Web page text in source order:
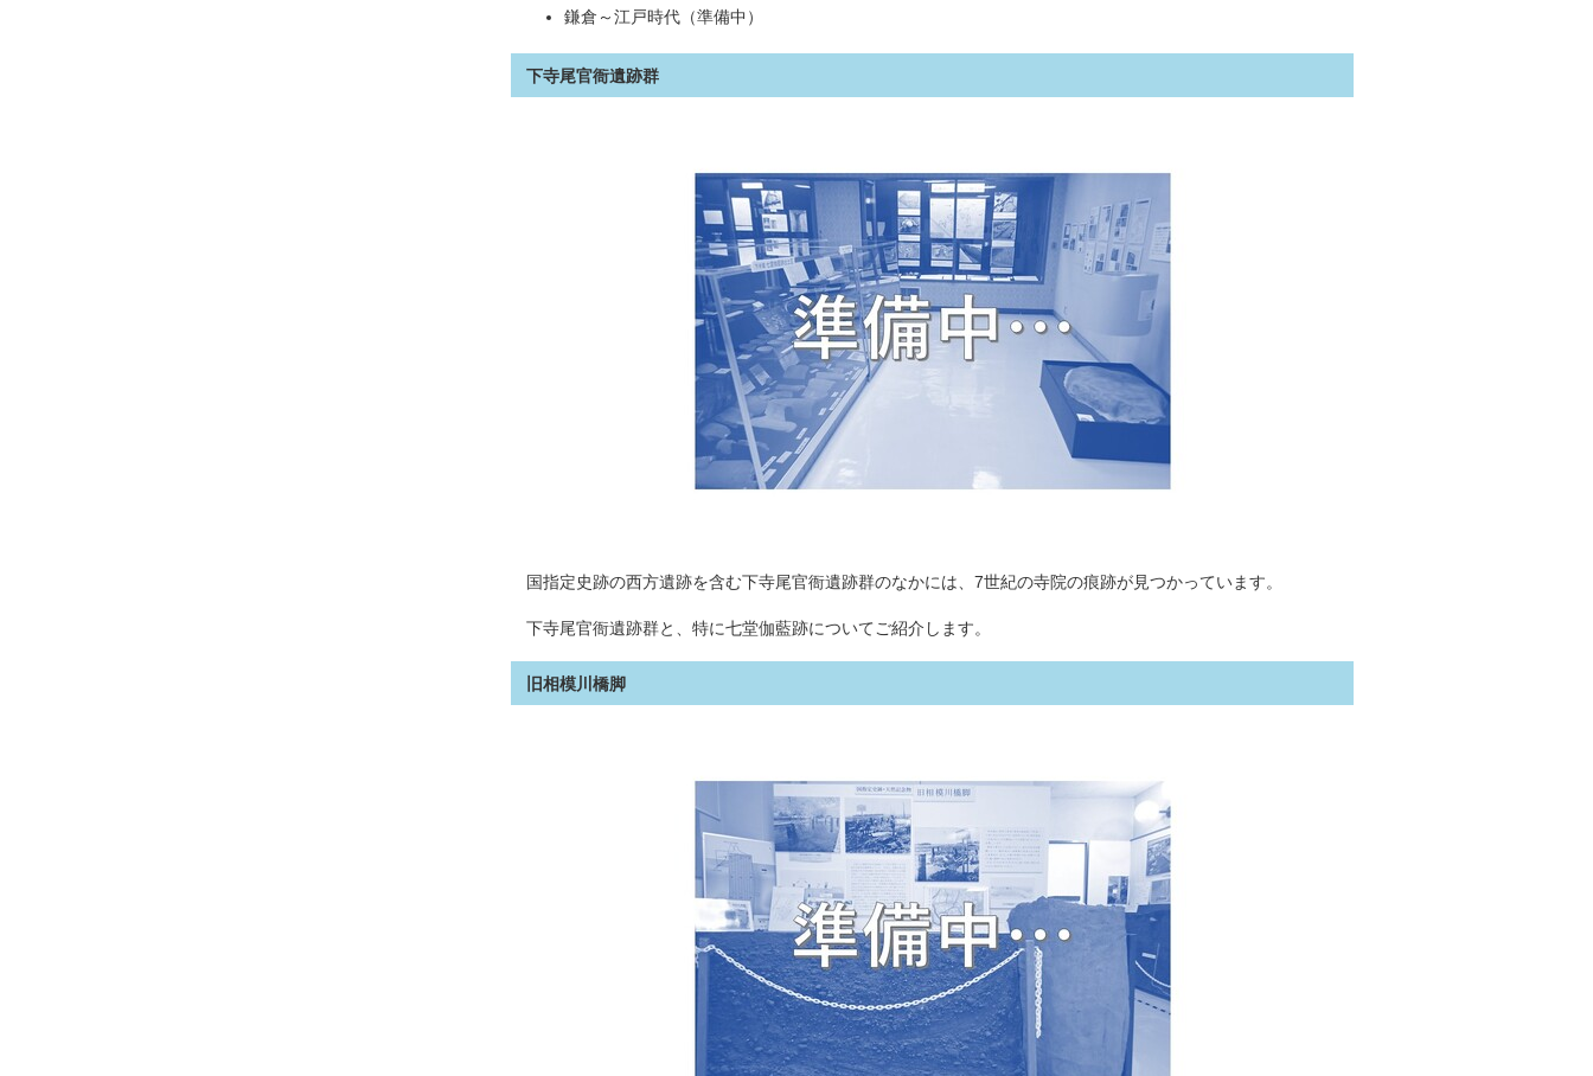
鎌倉～江戸時代（準備中）
下寺尾官衙遺跡群
国指定史跡の西方遺跡を含む下寺尾官衙遺跡群のなかには、7世紀の寺院の痕跡が見つかっています。
下寺尾官衙遺跡群と、特に七堂伽藍跡についてご紹介します。
旧相模川橋脚